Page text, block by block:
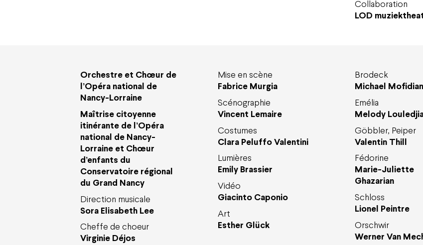
Collaboration
LOD
Orchestre et Chœur de
l’Opéra national de
Nancy-Lorraine
Maîtrise citoyenne
itinérante de l’Opéra
national de Nancy-
Lorraine et Chœur
d’enfants du
Conservatoire régional
du Grand Nancy
Direction musicale
Sora Elisabeth Lee
Cheffe de choeur
Virginie Déjos
Mise en scène
Fabrice Murgia
Scénographie
Vincent Lemaire
Costumes
Clara Peluffo Valentini
Lumières
Emily Brassier
Vidéo
Giacinto Caponio
Art
Esther Glück
Brodeck
Michael Mofidian
Emélia
Melody
Göbbler, Peiper
Valentin Thill
Fédorine
Marie-Juliette
Ghazarian
Schloss
Lionel Peintre
Orschwir
Werner Van